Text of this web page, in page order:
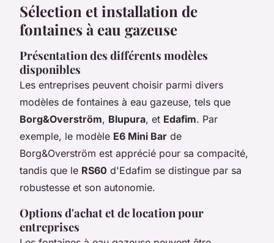
Sélection et installation de
fontaines à eau gazeuse
Présentation des différents modèles
disponibles
Les entreprises peuvent choisir parmi divers
modèles de fontaines à eau gazeuse, tels que
Borg&Overström, Blupura, et Edafim. Par
exemple, le modèle E6 Mini Bar de
Borg&Overström est apprécié pour sa compacité,
tandis que le RS60 d'Edafim se distingue par sa
robustesse et son autonomie.
Options d'achat et de location pour
entreprises